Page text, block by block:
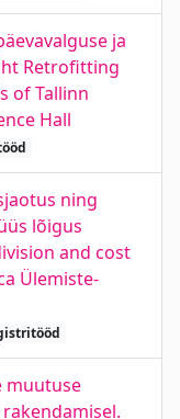
ja
Retrofitting
of Tallinn
Hall
ning
lõigus
and cost
Ülemiste-
muutuse